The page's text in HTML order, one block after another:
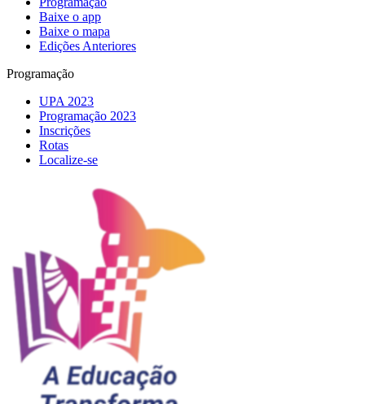
Baixe o app
Baixe o mapa
Edições Anteriores
Programação
UPA 2023
Programação 2023
Inscrições
Rotas
Localize-se